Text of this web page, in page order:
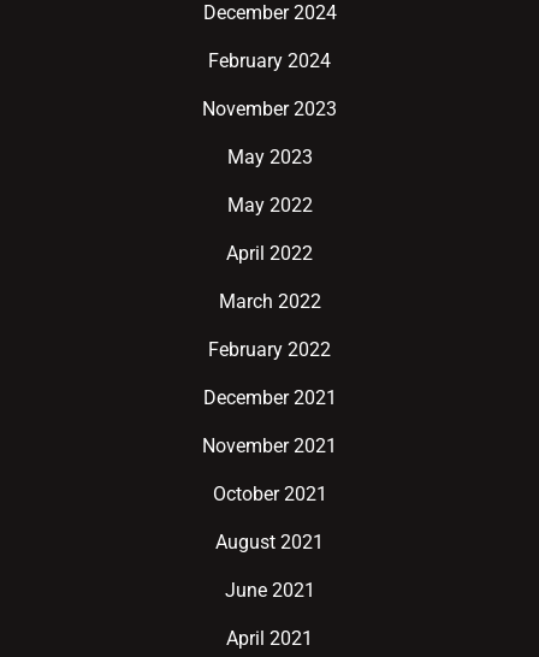
December 2024
February 2024
November 2023
May 2023
May 2022
April 2022
March 2022
February 2022
December 2021
November 2021
October 2021
August 2021
June 2021
April 2021